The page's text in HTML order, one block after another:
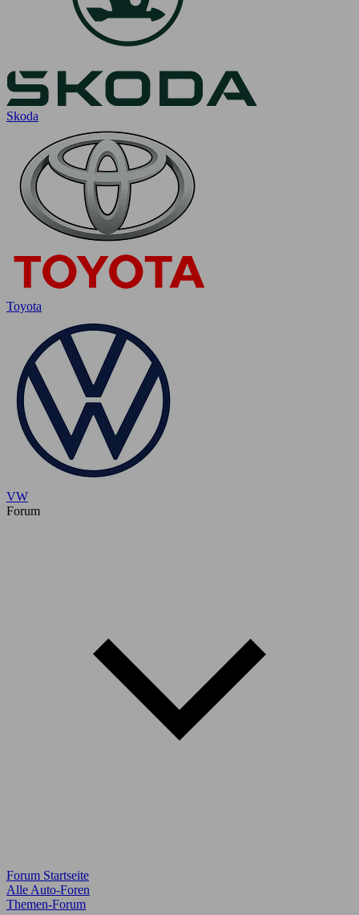
Skoda
Toyota
VW
Forum
Forum Startseite
Alle Auto-Foren
Themen-Forum